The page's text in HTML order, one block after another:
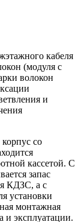
кабеля
(модуля с
волокон
и
со
кассетой. С
запас
КДЗС, а с
установки
монтажная
и эксплуатации.